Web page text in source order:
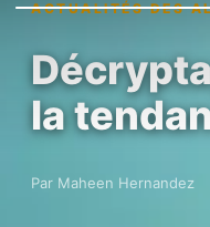
ACTUALITÉS DES
la
Par Maheen Hernandez